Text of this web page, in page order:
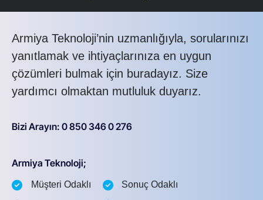
Armiya Teknoloji’nin uzmanlığıyla, sorularınızı
yanıtlamak ve ihtiyaçlarınıza en uygun
çözümleri bulmak için buradayız. Size
yardımcı olmaktan mutluluk duyarız.
Bizi Arayın: 0 850 346 0 276
Armiya Teknoloji;
Müşteri Odaklı
Sonuç Odaklı